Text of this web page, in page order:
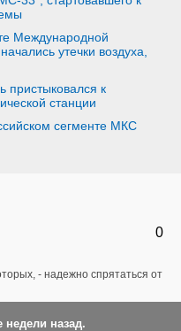
Международной
утечки воздуха,
пристыковался к
станции
сегменте МКС
0
- надежно спрятаться от
назад.